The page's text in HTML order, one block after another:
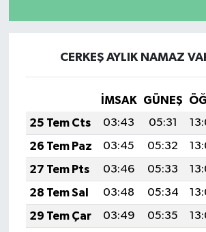
CERKEŞ AYLIK NAMAZ
İMSAK GÜNEŞ
25 Tem Cts
03:43 05:31
26 Tem Paz
03:45 05:32
27 Tem Pts
03:46 05:33
28 Tem Sal
03:48 05:34
29 Tem Çar
03:49 05:35